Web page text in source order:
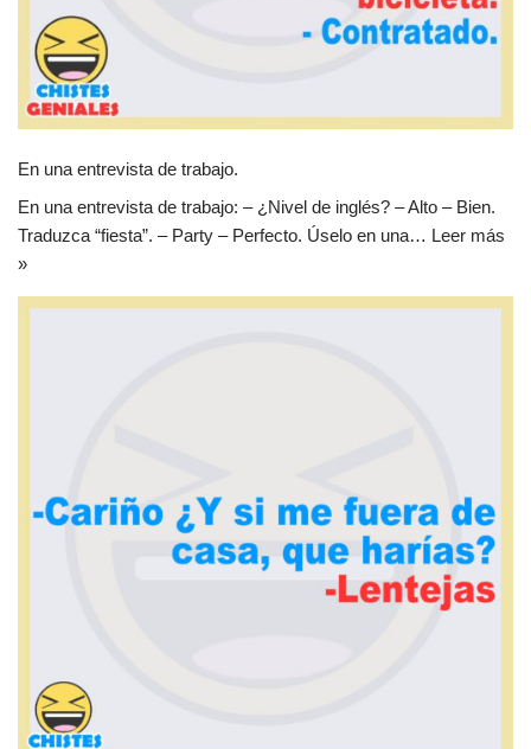
En una entrevista de trabajo.
En una entrevista de trabajo: – ¿Nivel de inglés? – Alto – Bien.
Traduzca “fiesta”. – Party – Perfecto. Úselo en una… Leer más
»